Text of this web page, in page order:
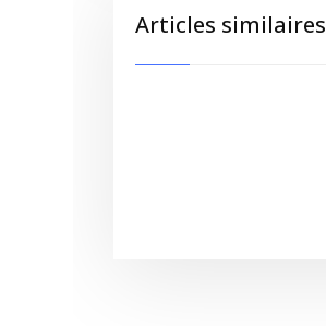
Articles similaires